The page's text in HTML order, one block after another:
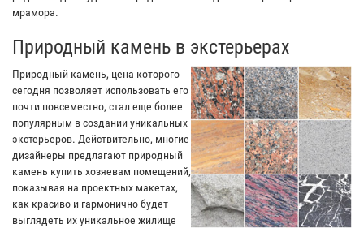
мрамора.
Природный камень в экстерьерах
Природный камень, цена которого
сегодня позволяет использовать его
почти повсеместно, стал еще более
популярным в создании уникальных
экстерьеров. Действительно, многие
дизайнеры предлагают природный
камень купить хозяевам помещений,
показывая на проектных макетах,
как красиво и гармонично будет
выглядеть их уникальное жилище